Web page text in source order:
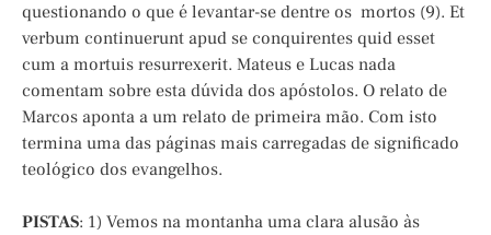
questionando o que é levantar-se dentre os mortos (9). Et
verbum continuerunt apud se conquirentes quid esset
cum a mortuis resurrexerit. Mateus e Lucas nada
comentam sobre esta dúvida dos apóstolos. O relato de
Marcos aponta a um relato de primeira mão. Com isto
termina uma das páginas mais carregadas de significado
teológico dos evangelhos.
PISTAS: 1) Vemos na montanha uma clara alusão às